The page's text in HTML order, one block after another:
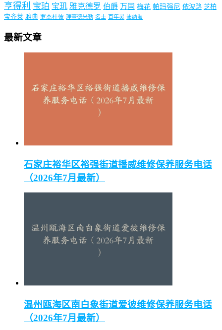
亨得利 宝珀 宝玑 雅克德罗 伯爵 万国 梅花 帕玛强尼 依波路 芝柏
宝齐莱 雅典 罗杰杜彼 理查德米勒 名士 百年灵 沛纳海
最新文章
石家庄裕华区裕强街道播威维修保养服务电话
（2026年7月最新）
温州瓯海区南白象街道爱彼维修保养服务电话
（2026年7月最新）